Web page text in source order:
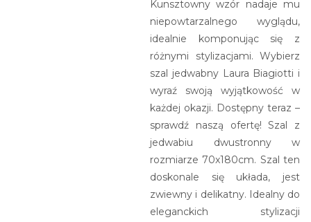
Kunsztowny wzór nadaje mu
niepowtarzalnego wyglądu,
idealnie komponując się z
różnymi stylizacjami. Wybierz
szal jedwabny Laura Biagiotti i
wyraź swoją wyjątkowość w
każdej okazji. Dostępny teraz –
sprawdź naszą ofertę! Szal z
jedwabiu dwustronny w
rozmiarze 70x180cm. Szal ten
doskonale się układa, jest
zwiewny i delikatny. Idealny do
eleganckich stylizacji